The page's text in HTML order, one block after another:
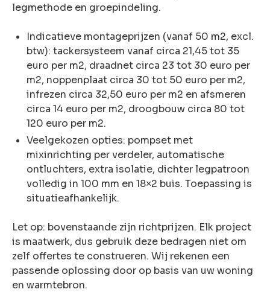
legmethode en groepindeling.
Indicatieve montageprijzen (vanaf 50 m2, excl.
btw): tackersysteem vanaf circa 21,45 tot 35
euro per m2, draadnet circa 23 tot 30 euro per
m2, noppenplaat circa 30 tot 50 euro per m2,
infrezen circa 32,50 euro per m2 en afsmeren
circa 14 euro per m2, droogbouw circa 80 tot
120 euro per m2.
Veelgekozen opties: pompset met
mixinrichting per verdeler, automatische
ontluchters, extra isolatie, dichter legpatroon
volledig in 100 mm en 18×2 buis. Toepassing is
situatieafhankelijk.
Let op: bovenstaande zijn richtprijzen. Elk project
is maatwerk, dus gebruik deze bedragen niet om
zelf offertes te construeren. Wij rekenen een
passende oplossing door op basis van uw woning
en warmtebron.